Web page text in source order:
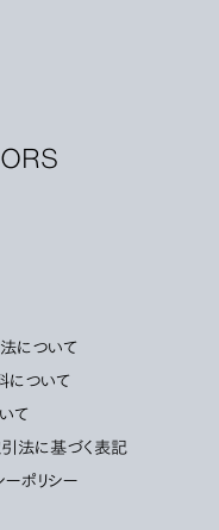
について
について
て
法に基づく表記
ーポリシー